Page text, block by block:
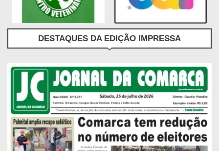
DESTAQUES DA EDIÇÃO IMPRESSA